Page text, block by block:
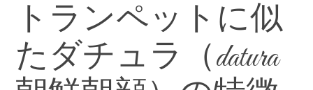
トランペットに似
たダチュラ（datura